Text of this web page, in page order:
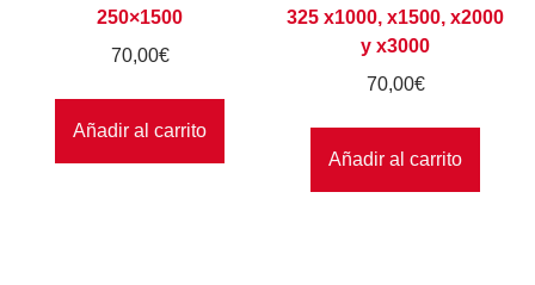
250×1500
70,00€
Añadir al carrito
325 x1000, x1500, x2000
y x3000
70,00€
Añadir al carrito